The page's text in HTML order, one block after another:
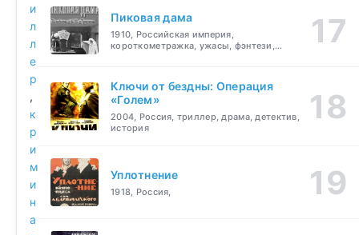
и
л
л
е
р
,
к
р
и
м
и
н
а
Пиковая дама
1910, Российская империя,
короткометражка, ужасы, фэнтези,
Ключи от бездны: Операция
«Голем»
2004, Россия, триллер, драма, детектив,
история
Уплотнение
1918, Россия,